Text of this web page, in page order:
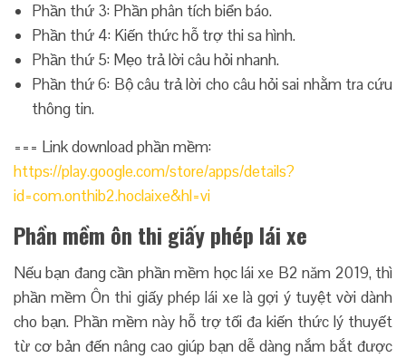
Phần thứ 3: Phần phân tích biển báo.
Phần thứ 4: Kiến thức hỗ trợ thi sa hình.
Phần thứ 5: Mẹo trả lời câu hỏi nhanh.
Phần thứ 6: Bộ câu trả lời cho câu hỏi sai nhằm tra cứu
thông tin.
=== Link download phần mềm:
https://play.google.com/store/apps/details?
id=com.onthib2.hoclaixe&hl=vi
Phần mềm ôn thi giấy phép lái xe
Nếu bạn đang cần phần mềm học lái xe B2 năm 2019, thì
phần mềm Ôn thi giấy phép lái xe là gợi ý tuyệt vời dành
cho bạn. Phần mềm này hỗ trợ tối đa kiến thức lý thuyết
từ cơ bản đến nâng cao giúp bạn dễ dàng nắm bắt được